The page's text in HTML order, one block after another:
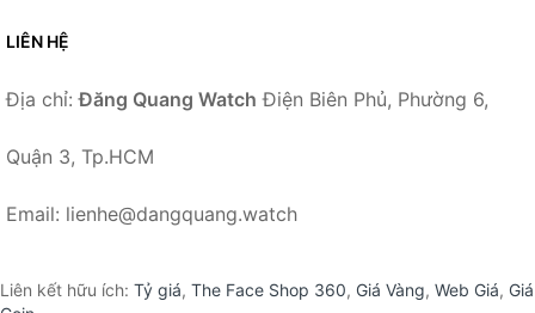
LIÊN HỆ
Địa chỉ:Đăng Quang Watch Điện Biên Phủ, Phường 6,
Quận 3, Tp.HCM
Email: lienhe@dangquang.watch
Liên kết hữu ích: Tỷ giá, The Face Shop 360, Giá Vàng, Web Giá, Giá